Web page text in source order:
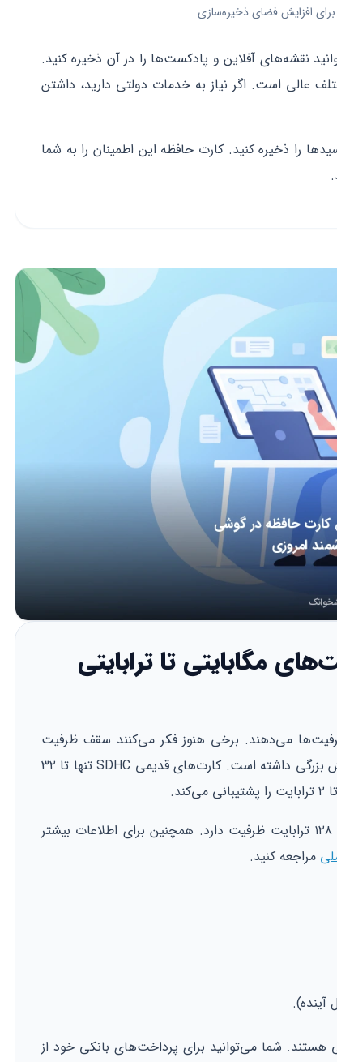
برای افزایش فضای ذخیره‌سازی
نقشه‌های آفلاین و پادکست‌ها را در آن ذخیره کنید.
عالی است. اگر نیاز به خدمات دولتی دارید، داشتن
را ذخیره کنید. کارت حافظه این اطمینان را به شما
مگابایتی تا ترابایتی
ظرفیت‌ها می‌دهند. برخی هنوز فکر می‌کنند سقف ظرفیت
کارت‌ها محدود است. اما تکنولوژی در سال ۲۰۲۴ جهش بزرگی داشته است. کارت‌های قدیمی SDHC تنها تا ۳۲
حتی استاندارد جدید SDUC معرفی شده است که تا ۱۲۸ ترابایت ظرفیت دارد. همچنین برای اطلاعات بیشتر
مراجعه کنید.
شما می‌توانید برای پرداخت‌های بانکی خود از